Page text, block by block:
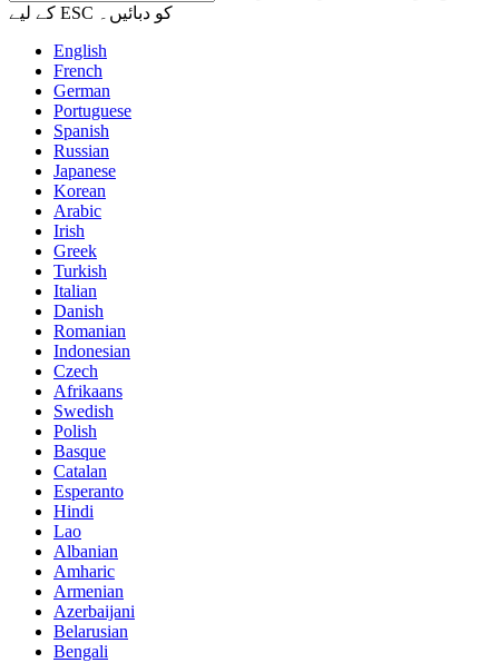
کے لیے ESC کو دبائیں۔
English
French
German
Portuguese
Spanish
Russian
Japanese
Korean
Arabic
Irish
Greek
Turkish
Italian
Danish
Romanian
Indonesian
Czech
Afrikaans
Swedish
Polish
Basque
Catalan
Esperanto
Hindi
Lao
Albanian
Amharic
Armenian
Azerbaijani
Belarusian
Bengali